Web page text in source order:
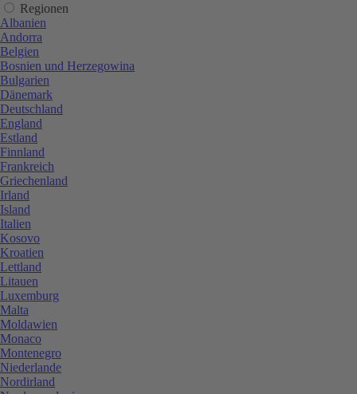
Regionen
Albanien
Andorra
Belgien
Bosnien und Herzegowina
Bulgarien
Dänemark
Deutschland
England
Estland
Finnland
Frankreich
Griechenland
Irland
Island
Italien
Kosovo
Kroatien
Lettland
Litauen
Luxemburg
Malta
Moldawien
Monaco
Montenegro
Niederlande
Nordirland